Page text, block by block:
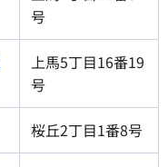
号
上馬5丁目16番19
号
桜丘2丁目1番8号